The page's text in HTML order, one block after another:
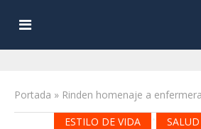
Portada » Rinden homenaje a
ESTILO DE VIDA